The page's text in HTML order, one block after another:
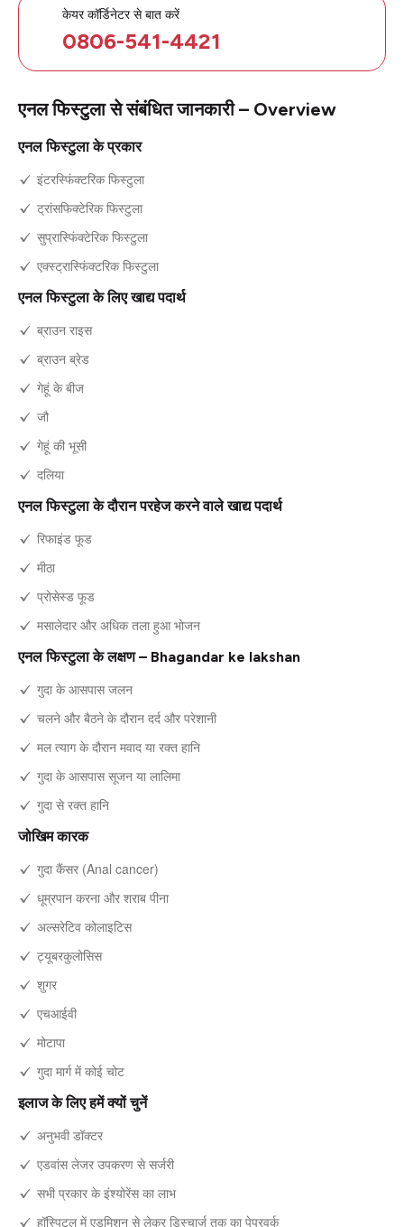
एनल फिस्टुला से संबंधित जानकारी – Overview
एनल फिस्टुला के प्रकार
इंटरस्फिंक्टरिक फिस्टुला
ट्रांसफिक्टेरिक फिस्टुला
सुप्रास्फिंक्टेरिक फिस्टुला
एक्स्ट्रास्फिंक्टरिक फिस्टुला
एनल फिस्टुला के लिए खाद्य पदार्थ
ब्राउन राइस
ब्राउन ब्रेड
गेहूं के बीज
जौ
गेहूं की भूसी
दलिया
एनल फिस्टुला के दौरान परहेज करने वाले खाद्य पदार्थ
रिफाइंड फूड
मीठा
प्रोसेस्ड फूड
मसालेदार और अधिक तला हुआ भोजन
एनल फिस्टुला के लक्षण – Bhagandar ke lakshan
गुदा के आसपास जलन
चलने और बैठने के दौरान दर्द और परेशानी
मल त्याग के दौरान मवाद या रक्त हानि
गुदा के आसपास सूजन या लालिमा
गुदा से रक्त हानि
जोखिम कारक
गुदा कैंसर (Anal cancer)
धूम्रपान करना और शराब पीना
अल्सरेटिव कोलाइटिस
ट्यूबरकुलोसिस
शुगर
एचआईवी
मोटापा
गुदा मार्ग में कोई चोट
इलाज के लिए हमें क्यों चुनें
अनुभवी डॉक्टर
एडवांस लेजर उपकरण से सर्जरी
सभी प्रकार के इंश्योरेंस का लाभ
हॉस्पिटल में एडमिशन से लेकर डिस्चार्ज तक का पेपरवर्क
केयर कॉर्डिनेटर से बात करें
0806-541-4421